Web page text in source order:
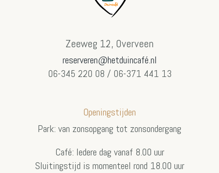
Zeeweg 12, Overveen
reserveren@hetduincafé.nl
06-345 220 08 / 06-371 441 13
Openingstijden
Park: van zonsopgang tot zonsondergang
Café: Iedere dag vanaf 8.00 uur
Sluitingstijd is momenteel rond 18.00 uur